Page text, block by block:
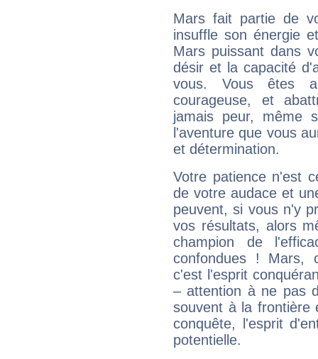
Mars fait partie de
insuffle son énergie
Mars puissant dans
désir et la capacité
vous. Vous êtes
courageuse, et
jamais peur, même
l'aventure que vous
et détermination.
Votre patience n'est
de votre audace et
peuvent, si vous n'y
vos résultats, alors
champion de
confondues ! Mars,
c'est l'esprit
– attention à ne pas
souvent à la frontière
conquête, l'esprit
potentielle.